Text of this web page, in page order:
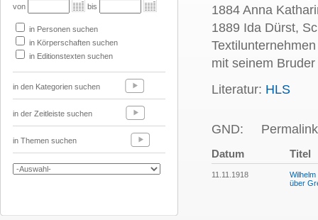
von bis
in Personen suchen
in Körperschaften suchen
in Editionstexten suchen
in den Kategorien suchen
in der Zeitleiste suchen
in Themen suchen
1884 Anna
1889 Ida Dürst,
mit seinem
Literatur: HLS
GND:
Datum Titel
11.11.1918
über